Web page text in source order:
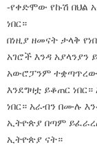
-የቀድሞው የኩሽ በህል
ነበር።
በነዚያ ዘመናት ታላቅ
አገሮች እንዳ አያላንያን
አውሮፓንም ተቋጣጥረው
እንደግዛቷ ይቆጠር
ነበር። አራብን በሙሉ
ኢትዮጵያ በጣም
ኢትዮጵያ ናት።